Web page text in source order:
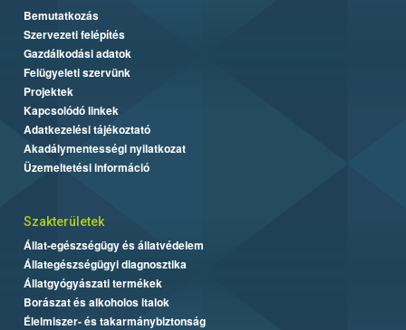
Bemutatkozás
Szervezeti felépítés
Gazdálkodási adatok
Felügyeleti szervünk
Projektek
Kapcsolódó linkek
Adatkezelési tájékoztató
Akadálymentességi nyilatkozat
Üzemeltetési információ
Szakterületek
Állat-egészségügy és állatvédelem
Állategészségügyi diagnosztika
Állatgyógyászati termékek
Borászat és alkoholos italok
Élelmiszer- és takarmánybiztonság